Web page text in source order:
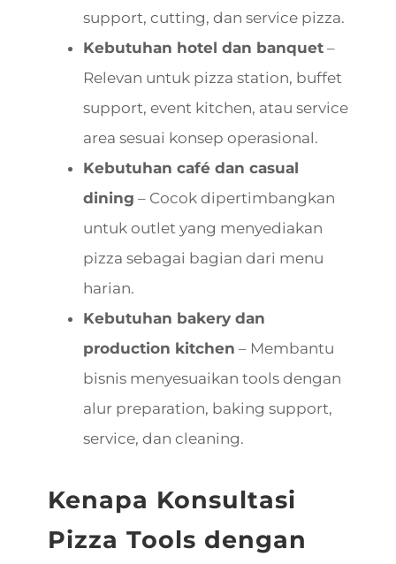
support, cutting, dan service pizza.
Kebutuhan hotel dan banquet –
Relevan untuk pizza station, buffet
support, event kitchen, atau service
area sesuai konsep operasional.
Kebutuhan café dan casual
dining – Cocok dipertimbangkan
untuk outlet yang menyediakan
pizza sebagai bagian dari menu
harian.
Kebutuhan bakery dan
production kitchen – Membantu
bisnis menyesuaikan tools dengan
alur preparation, baking support,
service, dan cleaning.
Kenapa Konsultasi
Pizza Tools dengan